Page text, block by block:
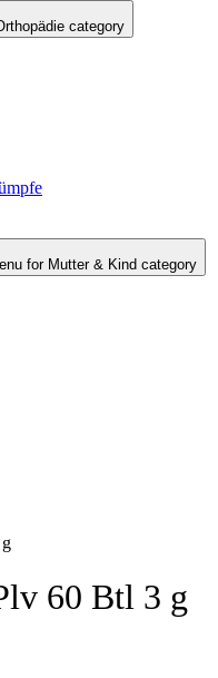
category
for Mutter & Kind category
60 Btl 3 g